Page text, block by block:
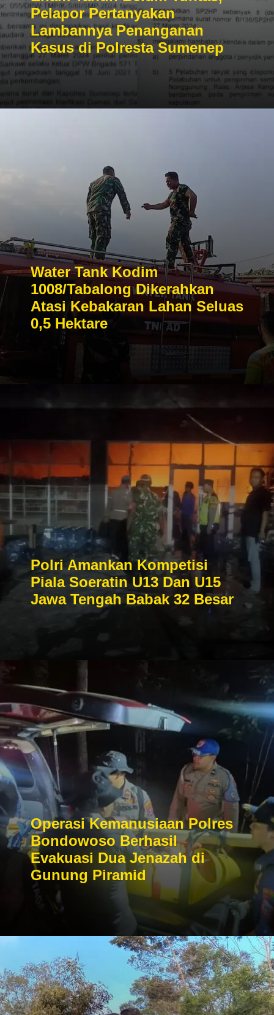
Pelapor Pertanyakan
Lambannya Penanganan
Kasus di Polresta Sumenep
Water Tank Kodim
1008/Tabalong Dikerahkan
Atasi Kebakaran Lahan Seluas
0,5 Hektare
Polri Amankan Kompetisi
Piala Soeratin U13 Dan U15
Jawa Tengah Babak 32 Besar
Operasi Kemanusiaan Polres
Bondowoso Berhasil
Evakuasi Dua Jenazah di
Gunung Piramid